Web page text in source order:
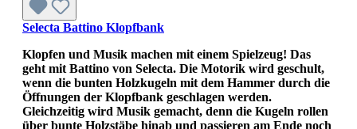
Selecta Battino Klopfbank
Klopfen und Musik machen mit einem Spielzeug! Das
geht mit Battino von Selecta. Die Motorik wird geschult,
wenn die bunten Holzkugeln mit dem Hammer durch die
Öffnungen der Klopfbank geschlagen werden.
Gleichzeitig wird Musik gemacht, denn die Kugeln rollen
über bunte Holzstäbe hinab und passieren am Ende noch